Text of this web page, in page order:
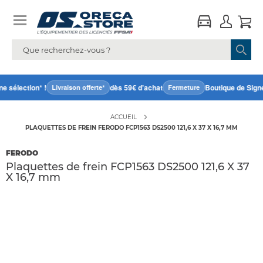
sélection* ! Livraison offerte* dès 59€ d'achat Fermeture Boutique de
ACCUEIL
PLAQUETTES DE FREIN FERODO FCP1563 DS2500 121,6 X 37 X 16,7 MM
FERODO
Plaquettes de frein FCP1563 DS2500 121,6 X 37
X 16,7 mm